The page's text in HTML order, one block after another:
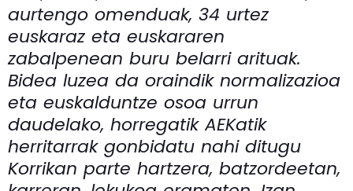
aurtengo omenduak, 34 urtez
euskaraz eta euskararen
zabalpenean buru belarri arituak.
Bidea luzea da oraindik normalizazioa
eta euskalduntze osoa urrun
daudelako, horregatik AEKatik
herritarrak gonbidatu nahi ditugu
Korrikan parte hartzera, batzordeetan,